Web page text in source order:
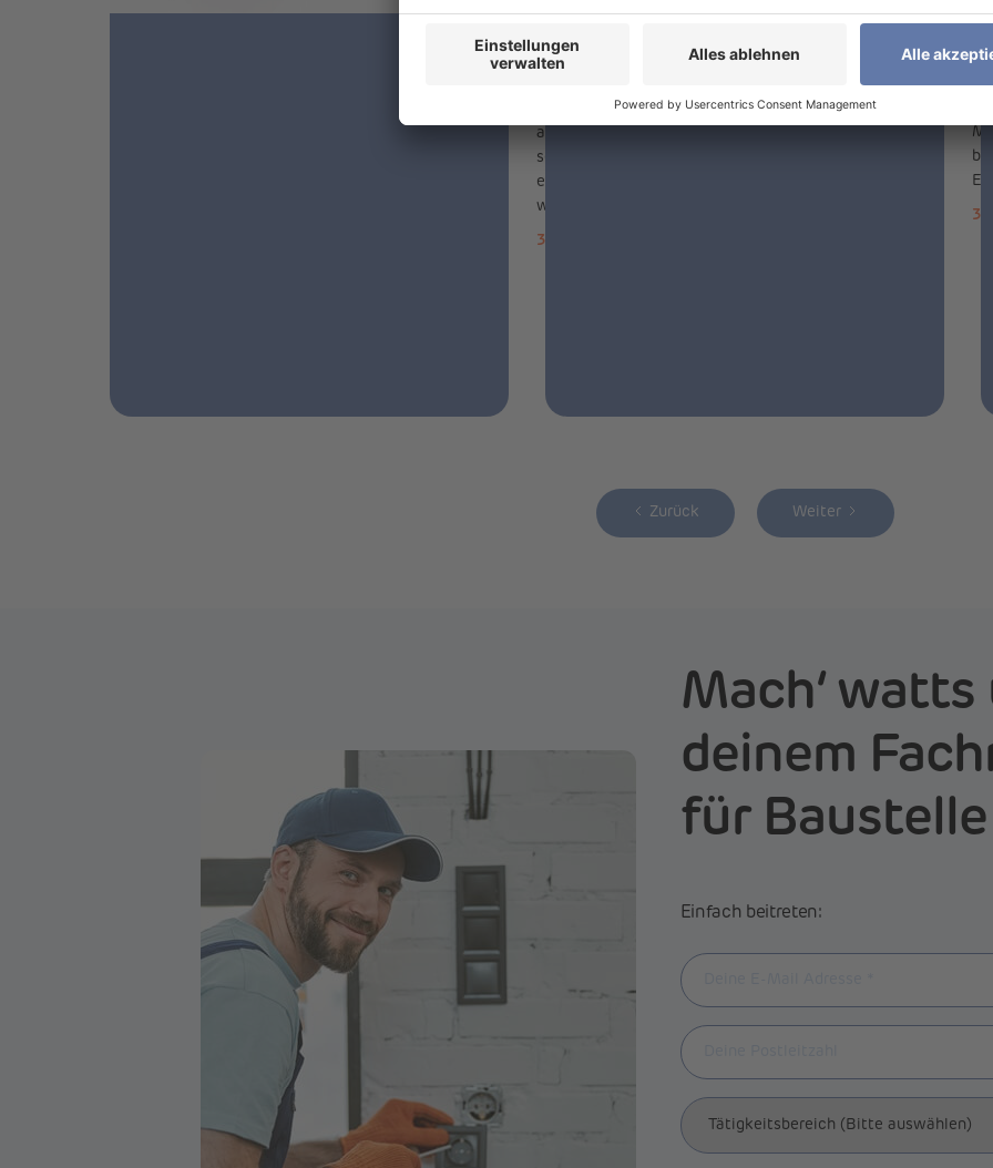
Der chinesischer Hersteller von
und Solarzellen Aiko hat eine neue
vom Solar Team Eindhoven
angekündigt. Das Unternehmen bringt
seine hocheffizienten ABC-Solarzellen
ein, um Stella Juva anzutreiben – den
weltweit ersten Krankenw...
3.4.2026
Zurück Weiter
Mach‘ watts
deinem
für
Einfach beitreten: